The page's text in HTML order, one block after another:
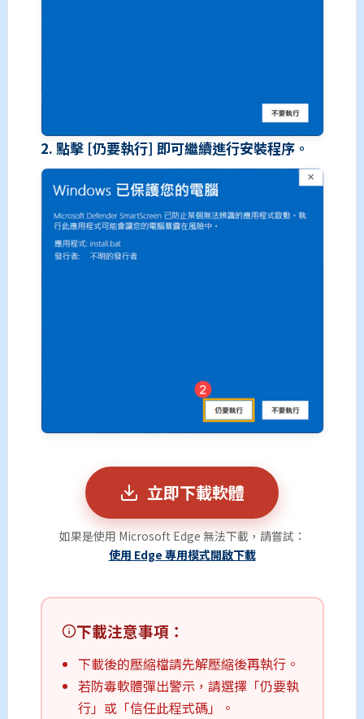
2. 點擊 [仍要執行] 即可繼續進行安裝程序。
立即下載軟體
如果是使用 Microsoft Edge 無法下載，請嘗試：
使用 Edge 專用模式開啟下載
下載注意事項：
下載後的壓縮檔請先解壓縮後再執行。
若防毒軟體彈出警示，請選擇「仍要執
行」或「信任此程式碼」。